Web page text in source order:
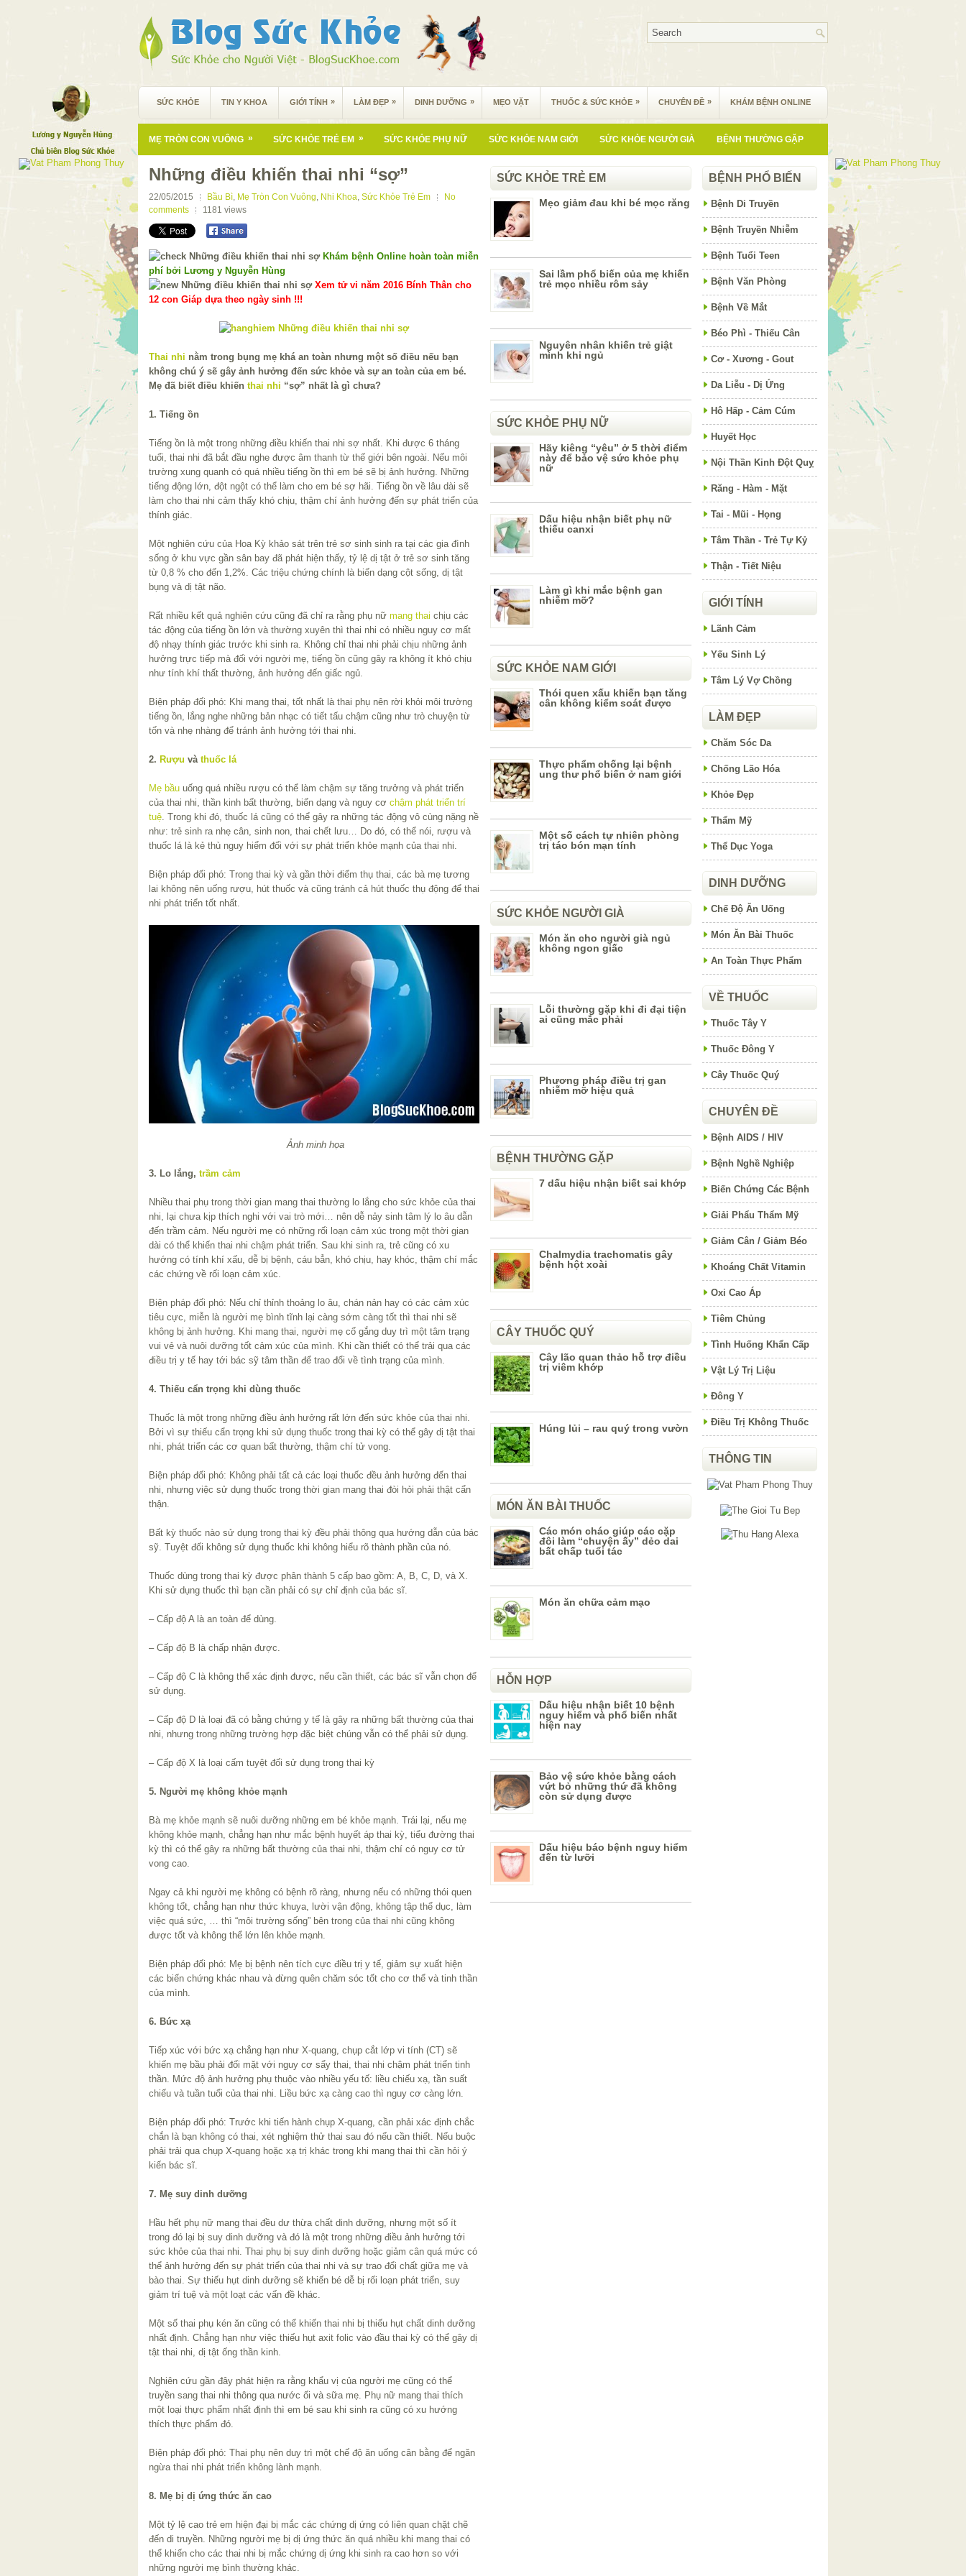
SỨC KHỎE TIN Y KHOA GIỚI TÍNH » LÀM ĐẸP » DINH DƯỠNG » MẸO VẶT THUỐC & SỨC KHỎE » CHUYÊN ĐỀ » KHÁM BỆNH ONLINE
MẸ TRÒN CON VUÔNG » SỨC KHỎE TRẺ EM » SỨC KHỎE PHỤ NỮ SỨC KHỎE NAM GIỚI SỨC KHỎE NGƯỜI GIÀ BỆNH THƯỜNG GẶP
Những điều khiến thai nhi “sợ”
22/05/2015 Bầu Bì, Mẹ Tròn Con Vuông, Nhi Khoa, Sức Khỏe Trẻ Em
No
comments
1181 views
Khám bệnh Online hoàn toàn miễn
phí bởi Lương y Nguyễn Hùng
Xem tử vi năm 2016 Bính Thân cho
12 con Giáp dựa theo ngày sinh !!!
Thai nhi nằm trong bụng mẹ khá an toàn nhưng một số điều nếu bạn
không chú ý sẽ gây ảnh hưởng đến sức khỏe và sự an toàn của em bé.
Mẹ đã biết điều khiến thai nhi “sợ” nhất là gì chưa?
1. Tiếng ồn
Tiếng ồn là một trong những điều khiến thai nhi sợ nhất. Khi được 6 tháng
tuổi, thai nhi đã bắt đầu nghe được âm thanh từ thế giới bên ngoài. Nếu môi
trường xung quanh có quá nhiều tiếng ồn thì em bé sẽ bị ảnh hưởng. Những
tiếng động lớn, đột ngột có thể làm cho em bé sợ hãi. Tiếng ồn về lâu dài sẽ
làm cho thai nhi cảm thấy khó chịu, thậm chí ảnh hưởng đến sự phát triển của
thính giác.
Một nghiên cứu của Hoa Kỳ khảo sát trên trẻ sơ sinh sinh ra tại các gia đình
sống ở khu vực gần sân bay đã phát hiện thấy, tỷ lệ dị tật ở trẻ sơ sinh tăng
từ 0,8 % cho đến 1,2%. Các triệu chứng chính là biến dạng cột sống, dị tật
bụng và dị tật não.
Rất nhiều kết quả nghiên cứu cũng đã chỉ ra rằng phụ nữ mang thai chịu các
tác động của tiếng ồn lớn và thường xuyên thì thai nhi có nhiều nguy cơ mất
độ nhạy thính giác trước khi sinh ra. Không chỉ thai nhi phải chịu những ảnh
hưởng trực tiếp mà đối với người mẹ, tiếng ồn cũng gây ra không ít khó chịu
như tính khí thất thường, ảnh hưởng đến giấc ngủ.
Biện pháp đối phó: Khi mang thai, tốt nhất là thai phụ nên rời khỏi môi trường
tiếng ồn, lắng nghe những bản nhạc có tiết tấu chậm cũng như trò chuyện từ
tốn và nhẹ nhàng để tránh ảnh hưởng tới thai nhi.
2. Rượu và thuốc lá
Mẹ bầu uống quá nhiều rượu có thể làm chậm sự tăng trưởng và phát triển
của thai nhi, thần kinh bất thường, biến dạng và nguy cơ chậm phát triển trí
tuệ . Trong khi đó, thuốc lá cũng có thể gây ra những tác động vô cùng nặng nề
như: trẻ sinh ra nhẹ cân, sinh non, thai chết lưu… Do đó, có thể nói, rượu và
thuốc lá là kẻ thù nguy hiểm đối với sự phát triển khỏe mạnh của thai nhi.
Biện pháp đối phó: Trong thai kỳ và gần thời điểm thụ thai, các bà mẹ tương
lai không nên uống rượu, hút thuốc và cũng tránh cả hút thuốc thụ động để thai
nhi phát triển tốt nhất.
Ảnh minh họa
3. Lo lắng, trầm cảm
Nhiều thai phụ trong thời gian mang thai thường lo lắng cho sức khỏe của thai
nhi, lại chưa kịp thích nghi với vai trò mới… nên dễ nảy sinh tâm lý lo âu dẫn
đến trầm cảm. Nếu người mẹ có những rối loạn cảm xúc trong một thời gian
dài có thể khiến thai nhi chậm phát triển. Sau khi sinh ra, trẻ cũng có xu
hướng có tính khí xấu, dễ bị bệnh, cáu bẳn, khó chịu, hay khóc, thậm chí mắc
các chứng về rối loạn cảm xúc.
Biện pháp đối phó: Nếu chỉ thỉnh thoảng lo âu, chán nản hay có các cảm xúc
tiêu cực, miễn là người mẹ bình tĩnh lại càng sớm càng tốt thì thai nhi sẽ
không bị ảnh hưởng. Khi mang thai, người mẹ cố gắng duy trì một tâm trạng
vui vẻ và nuôi dưỡng tốt cảm xúc của mình. Khi cần thiết có thể trải qua các
điều trị y tế hay tới bác sỹ tâm thần để trao đổi về tình trạng của mình.
4. Thiếu cẩn trọng khi dùng thuốc
Thuốc là một trong những điều ảnh hưởng rất lớn đến sức khỏe của thai nhi.
Bởi vì sự thiếu cẩn trọng khi sử dụng thuốc trong thai kỳ có thể gây dị tật thai
nhi, phát triển các cơ quan bất thường, thậm chí tử vong.
Biện pháp đối phó: Không phải tất cả các loại thuốc đều ảnh hưởng đến thai
nhi, nhưng việc sử dụng thuốc trong thời gian mang thai đòi hỏi phải thật cẩn
thận.
Bất kỳ thuốc nào sử dụng trong thai kỳ đều phải thông qua hướng dẫn của bác
sỹ. Tuyệt đối không sử dụng thuốc khi không hiểu rõ thành phần của nó.
Thuốc dùng trong thai kỳ được phân thành 5 cấp bao gồm: A, B, C, D, và X.
Khi sử dụng thuốc thì bạn cần phải có sự chỉ định của bác sĩ.
– Cấp độ A là an toàn để dùng.
– Cấp độ B là chấp nhận được.
– Cấp độ C là không thể xác định được, nếu cần thiết, các bác sĩ vẫn chọn để
sử dụng.
– Cấp độ D là loại đã có bằng chứng y tế là gây ra những bất thường của thai
nhi, nhưng trong những trường hợp đặc biệt chúng vẫn có thể phải sử dụng.
– Cấp độ X là loại cấm tuyệt đối sử dụng trong thai kỳ
5. Người mẹ không khỏe mạnh
Bà mẹ khỏe mạnh sẽ nuôi dưỡng những em bé khỏe mạnh. Trái lại, nếu mẹ
không khỏe mạnh, chẳng hạn như mắc bệnh huyết áp thai kỳ, tiểu đường thai
kỳ thì có thể gây ra những bất thường của thai nhi, thậm chí có nguy cơ tử
vong cao.
Ngay cả khi người mẹ không có bệnh rõ ràng, nhưng nếu có những thói quen
không tốt, chẳng hạn như thức khuya, lười vận động, không tập thể dục, làm
việc quá sức, … thì “môi trường sống” bên trong của thai nhi cũng không
được tốt và không thể lớn lên khỏe mạnh.
Biện pháp đối phó: Mẹ bị bệnh nên tích cực điều trị y tế, giảm sự xuất hiện
các biến chứng khác nhau và đừng quên chăm sóc tốt cho cơ thể và tinh thần
của mình.
6. Bức xạ
Tiếp xúc với bức xạ chẳng hạn như X-quang, chụp cắt lớp vi tính (CT) sẽ
khiến mẹ bầu phải đối mặt với nguy cơ sẩy thai, thai nhi chậm phát triển tinh
thần. Mức độ ảnh hưởng phụ thuộc vào nhiều yếu tố: liều chiếu xạ, tần suất
chiếu và tuần tuổi của thai nhi. Liều bức xạ càng cao thì nguy cơ càng lớn.
Biện pháp đối phó: Trước khi tiến hành chụp X-quang, cần phải xác định chắc
chắn là bạn không có thai, xét nghiệm thử thai sau đó nếu cần thiết. Nếu buộc
phải trải qua chụp X-quang hoặc xạ trị khác trong khi mang thai thì cần hỏi ý
kiến bác sĩ.
7. Mẹ suy dinh dưỡng
Hầu hết phụ nữ mang thai đều dư thừa chất dinh dưỡng, nhưng một số ít
trong đó lại bị suy dinh dưỡng và đó là một trong những điều ảnh hưởng tới
sức khỏe của thai nhi. Thai phụ bị suy dinh dưỡng hoặc giảm cân quá mức có
thể ảnh hưởng đến sự phát triển của thai nhi và sự trao đổi chất giữa mẹ và
bào thai. Sự thiếu hụt dinh dưỡng sẽ khiến bé dễ bị rối loạn phát triển, suy
giảm trí tuệ và một loạt các vấn đề khác.
Một số thai phụ kén ăn cũng có thể khiến thai nhi bị thiếu hụt chất dinh dưỡng
nhất định. Chẳng hạn như việc thiếu hụt axit folic vào đầu thai kỳ có thể gây dị
tật thai nhi, dị tật ống thần kinh.
Nghiên cứu gần đây phát hiện ra rằng khẩu vị của người mẹ cũng có thể
truyền sang thai nhi thông qua nước ối và sữa mẹ. Phụ nữ mang thai thích
một loại thực phẩm nhất định thì em bé sau khi sinh ra cũng có xu hướng
thích thực phẩm đó.
Biện pháp đối phó: Thai phụ nên duy trì một chế độ ăn uống cân bằng để ngăn
ngừa thai nhi phát triển không lành mạnh.
8. Mẹ bị dị ứng thức ăn cao
Một tỷ lệ cao trẻ em hiện đại bị mắc các chứng dị ứng có liên quan chặt chẽ
đến di truyền. Những người mẹ bị dị ứng thức ăn quá nhiều khi mang thai có
thể khiến cho các thai nhi bị mắc chứng dị ứng khi sinh ra cao hơn so với
những người mẹ bình thường khác.
SỨC KHỎE TRẺ EM
Mẹo giảm đau khi bé mọc răng
Sai lầm phổ biến của mẹ khiến
trẻ mọc nhiều rôm sảy
Nguyên nhân khiến trẻ giật
mình khi ngủ
SỨC KHỎE PHỤ NỮ
Hãy kiêng “yêu” ở 5 thời điểm
này để bảo vệ sức khỏe phụ
nữ
Dấu hiệu nhận biết phụ nữ
thiếu canxi
Làm gì khi mắc bệnh gan
nhiễm mỡ?
SỨC KHỎE NAM GIỚI
Thói quen xấu khiến bạn tăng
cân không kiểm soát được
Thực phẩm chống lại bệnh
ung thư phổ biến ở nam giới
Một số cách tự nhiên phòng
trị táo bón mạn tính
SỨC KHỎE NGƯỜI GIÀ
Món ăn cho người già ngủ
không ngon giấc
Lỗi thường gặp khi đi đại tiện
ai cũng mắc phải
Phương pháp điều trị gan
nhiễm mỡ hiệu quả
BỆNH THƯỜNG GẶP
7 dấu hiệu nhận biết sai khớp
Chalmydia trachomatis gây
bệnh hột xoài
CÂY THUỐC QUÝ
Cây lão quan thảo hỗ trợ điều
trị viêm khớp
Húng lủi – rau quý trong vườn
MÓN ĂN BÀI THUỐC
Các món cháo giúp các cặp
đôi làm “chuyện ấy” dẻo dai
bất chấp tuổi tác
Món ăn chữa cảm mạo
HỖN HỢP
Dấu hiệu nhận biết 10 bệnh
nguy hiểm và phổ biến nhất
hiện nay
Bảo vệ sức khỏe bằng cách
vứt bỏ những thứ đã không
còn sử dụng được
Dấu hiệu báo bệnh nguy hiểm
đến từ lưỡi
BỆNH PHỔ BIẾN
Bệnh Di Truyền
Bệnh Truyền Nhiễm
Bệnh Tuổi Teen
Bệnh Văn Phòng
Bệnh Về Mắt
Béo Phì - Thiếu Cân
Cơ - Xương - Gout
Da Liễu - Dị Ứng
Hô Hấp - Cảm Cúm
Huyết Học
Nội Thần Kinh Đột Quỵ
Răng - Hàm - Mặt
Tai - Mũi - Họng
Tâm Thần - Trẻ Tự Kỷ
Thận - Tiết Niệu
GIỚI TÍNH
Lãnh Cảm
Yếu Sinh Lý
Tâm Lý Vợ Chồng
LÀM ĐẸP
Chăm Sóc Da
Chống Lão Hóa
Khỏe Đẹp
Thẩm Mỹ
Thể Dục Yoga
DINH DƯỠNG
Chế Độ Ăn Uống
Món Ăn Bài Thuốc
An Toàn Thực Phẩm
VỀ THUỐC
Thuốc Tây Y
Thuốc Đông Y
Cây Thuốc Quý
CHUYÊN ĐỀ
Bệnh AIDS / HIV
Bệnh Nghề Nghiệp
Biến Chứng Các Bệnh
Giải Phẩu Thẩm Mỹ
Giảm Cân / Giảm Béo
Khoáng Chất Vitamin
Oxi Cao Áp
Tiêm Chủng
Tình Huống Khẩn Cấp
Vật Lý Trị Liệu
Đông Y
Điều Trị Không Thuốc
THÔNG TIN